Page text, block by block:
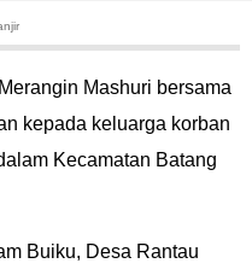
Mashuri bersama
kepada keluarga korban
Kecamatan Batang
Buiku, Desa Rantau